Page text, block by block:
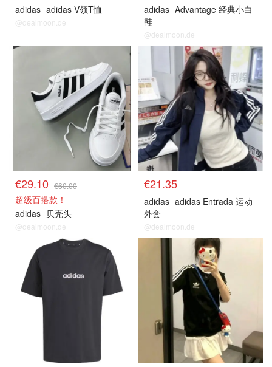
adidas adidas V领T恤
@dealmoon.de
adidas Advantage 经典小白
鞋
@dealmoon.de
€29.10 €60.00
超级百搭款！
adidas 贝壳头
@dealmoon.de
€21.35
adidas adidas Entrada 运动
外套
@dealmoon.de